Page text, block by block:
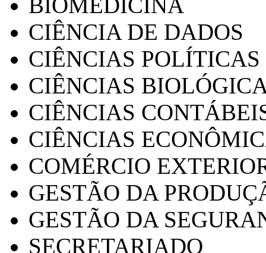
CIÊNCIA DE DADOS
CIÊNCIAS POLÍTICAS
CIÊNCIAS
CIÊNCIAS
CIÊNCIAS
COMÉRCIO
GESTÃO DA
GESTÃO DA
SECRETARIADO